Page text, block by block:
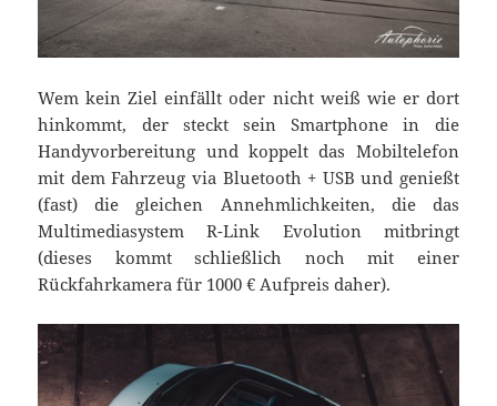
Wem kein Ziel einfällt oder nicht weiß wie er dort
hinkommt, der steckt sein Smartphone in die
Handyvorbereitung und koppelt das Mobiltelefon
mit dem Fahrzeug via Bluetooth + USB und genießt
(fast) die gleichen Annehmlichkeiten, die das
Multimediasystem R-Link Evolution mitbringt
(dieses kommt schließlich noch mit einer
Rückfahrkamera für 1000 € Aufpreis daher).